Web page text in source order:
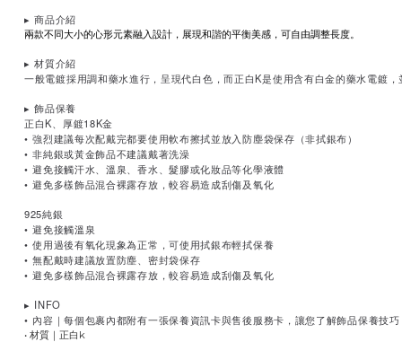
▸商品介紹
兩款不同大小的心形元素融入設計，展現和諧的平衡美感，可自由調整長度。
▸材質介紹
一般電鍍採用調和藥水進行，呈現代白色，而正白K是使用含有白金的藥水電鍍
▸飾品保養
正白K、厚鍍18K金
•強烈建議每次配戴完都要使用軟布擦拭並放入防塵袋保存（非拭銀布）
•非純銀或黃金飾品不建議戴著洗澡
•避免接觸汗水、溫泉、香水、髮膠或化妝品等化學液體
•避免多樣飾品混合裸露存放，較容易造成刮傷及氧化
925純銀
•避免接觸溫泉
•使用過後有氧化現象為正常，可使用拭銀布輕拭保養
•無配戴時建議放置防塵、密封袋保存
•避免多樣飾品混合裸露存放，較容易造成刮傷及氧化
▸ INFO
• 內容｜每個包裹內都附有一張保養資訊卡與售後服務卡，讓您了解飾品保養技
• 材質｜正白k